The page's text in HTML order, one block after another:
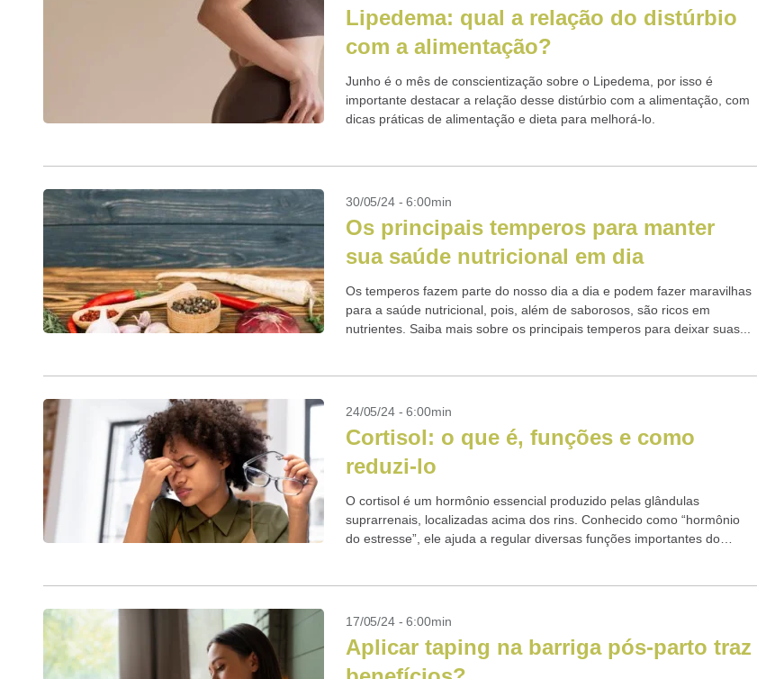
Lipedema: qual a relação do distúrbio
com a alimentação?
Junho é o mês de conscientização sobre o Lipedema, por isso é
importante destacar a relação desse distúrbio com a alimentação, com
dicas práticas de alimentação e dieta para melhorá-lo.
30/05/24 - 6:00min
Os principais temperos para manter
sua saúde nutricional em dia
Os temperos fazem parte do nosso dia a dia e podem fazer maravilhas
para a saúde nutricional, pois, além de saborosos, são ricos em
nutrientes. Saiba mais sobre os principais temperos para deixar suas...
24/05/24 - 6:00min
Cortisol: o que é, funções e como
reduzi-lo
O cortisol é um hormônio essencial produzido pelas glândulas
suprarrenais, localizadas acima dos rins. Conhecido como “hormônio
do estresse”, ele ajuda a regular diversas funções importantes do
17/05/24 - 6:00min
Aplicar taping na barriga pós-parto traz